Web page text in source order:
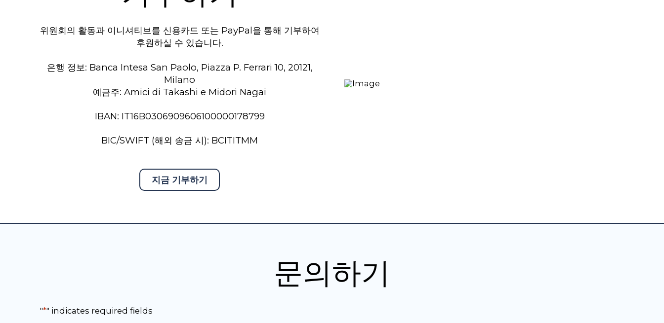
위원회의 활동과 이니셔티브를 신용카드 또는 PayPal을 통해 기부하여
후원하실 수 있습니다.
은행 정보: Banca Intesa San Paolo, Piazza P. Ferrari 10, 20121,
Milano
예금주: Amici di Takashi e Midori Nagai
IBAN: IT16B0306909606100000178799
BIC/SWIFT (해외 송금 시): BCITITMM
지금 기부하기
문의하기
"*" indicates required fields